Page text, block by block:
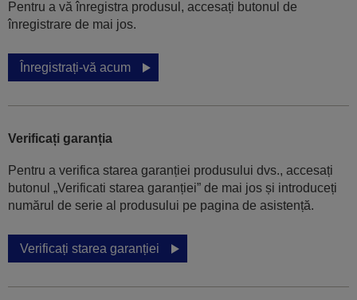
Pentru a vă înregistra produsul, accesați butonul de
înregistrare de mai jos.
Înregistrați-vă acum
Verificați garanția
Pentru a verifica starea garanției produsului dvs., accesați
butonul „Verificati starea garanției” de mai jos și introduceți
numărul de serie al produsului pe pagina de asistență.
Verificați starea garanției